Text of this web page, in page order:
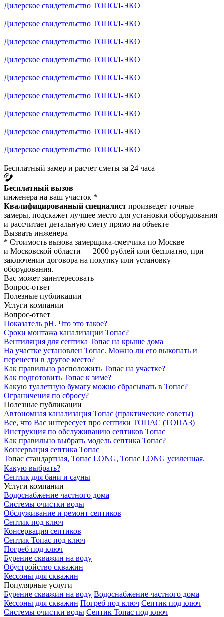
Дилерское свидетельство ТОПОЛ-ЭКО
Дилерское свидетельство ТОПОЛ-ЭКО
Дилерское свидетельство ТОПОЛ-ЭКО
Дилерское свидетельство ТОПОЛ-ЭКО
Дилерское свидетельство ТОПОЛ-ЭКО
Дилерское свидетельство ТОПОЛ-ЭКО
Дилерское свидетельство ТОПОЛ-ЭКО
Дилерское свидетельство ТОПОЛ-ЭКО
Дилерское свидетельство ТОПОЛ-ЭКО
Бесплатный замер и расчет сметы за 24 часа
Бесплатный вызов
инженера на ваш участок *
Квалифицированный специалист произведет точные
замеры, подскажет лучшее место для установки оборудования
и рассчитает детальную смету прямо на объекте
Вызвать инженера
* Стоимость вызова замерщика-сметчика по Москве
и Московской области — 2000 рублей или бесплатно, при
заключении договора на покупку или установку
оборудования.
Вас может заинтересовать
Вопрос-ответ
Полезные публикации
Услуги компании
Вопрос-ответ
Показатель рН. Что это такое?
Сроки монтажа канализации Топас?
Вентиляция для септика Топас на крыше дома
На участке установлен Топас. Можно ли его выкопать и
перенести в другое место?
Как правильно расположить Топас на участке?
Как подготовить Топас к зиме?
Какую туалетную бумагу можно сбрасывать в Топас?
Ограничения по сбросу?
Полезные публикации
Автономная канализация Топас (практические советы)
Все, что Вас интересует про септики ТОПАС (ТОПАЗ)
Инструкция по обслуживанию септиков Топас
Как правильно выбрать модель септика Топас?
Консервация септика Топас
Топас стандартная, Топас LONG, Топас LONG усиленная.
Какую выбрать?
Септик для бани и сауны
Услуги компании
Водоснабжение частного дома
Системы очистки воды
Обслуживание и ремонт септиков
Септик под ключ
Консервация септиков
Септик Топас под ключ
Погреб под ключ
Бурение скважин на воду
Обустройство скважин
Кессоны для скважин
Популярные услуги
Бурение скважин на воду Водоснабжение частного дома
Кессоны для скважин Погреб под ключ Септик под ключ
Системы очистки воды Септик Топас под ключ